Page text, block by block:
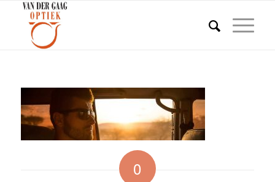
0